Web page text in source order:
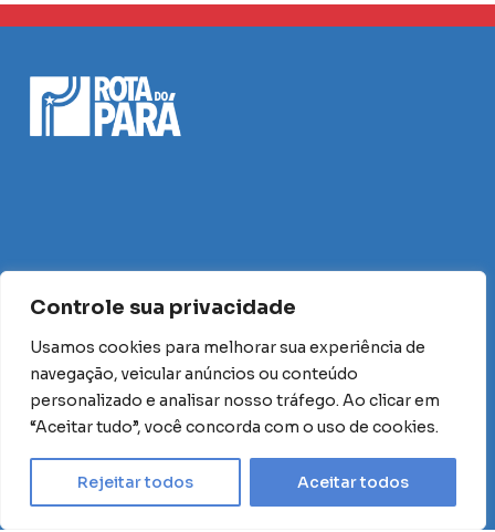
Controle sua privacidade
Usamos cookies para melhorar sua experiência de
navegação, veicular anúncios ou conteúdo
personalizado e analisar nosso tráfego. Ao clicar em
“Aceitar tudo”, você concorda com o uso de cookies.
Rejeitar todos Aceitar todos